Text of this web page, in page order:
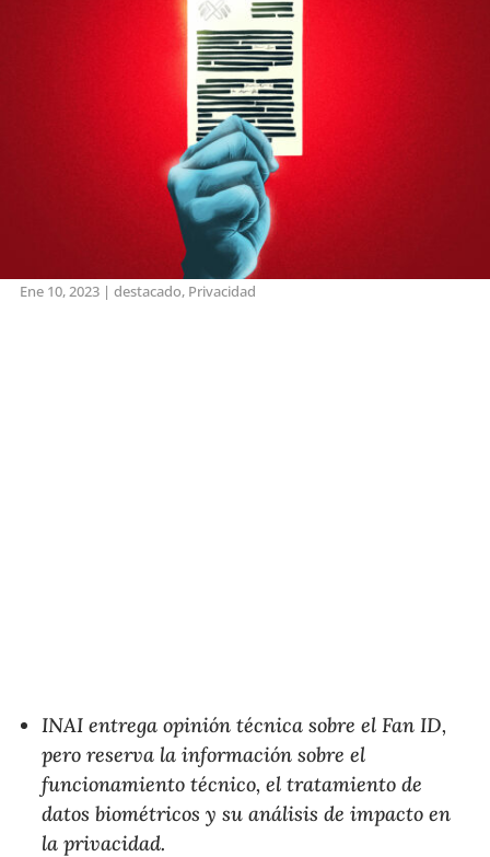
Ene 10, 2023| destacado, Privacidad
INAI entrega opinión técnica sobre el Fan ID,
pero reserva la información sobre el
funcionamiento técnico, el tratamiento de
datos biométricos y su análisis de impacto en
la privacidad.